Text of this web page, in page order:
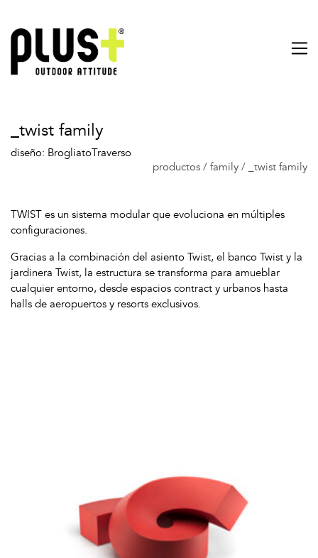
_twist family
diseño: BrogliatoTraverso
productos / family / _twist family
TWIST es un sistema modular que evoluciona en múltiples
configuraciones.
Gracias a la combinación del asiento Twist, el banco Twist y la
jardinera Twist, la estructura se transforma para amueblar
cualquier entorno, desde espacios contract y urbanos hasta
halls de aeropuertos y resorts exclusivos.